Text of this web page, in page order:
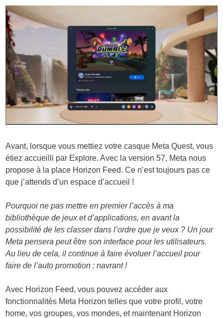
Avant, lorsque vous mettiez votre casque Meta Quest, vous
étiez accueilli par Explore. Avec la version 57, Meta nous
propose à la place Horizon Feed. Ce n’est toujours pas ce
que j’attends d’un espace d’accueil !
Pourquoi ne pas mettre en premier l’accès à ma
bibliothèque de jeux et d’applications, en avant la
possibilité de les classer dans l’ordre que je veux ? Un jour
Meta pensera peut être son interface pour les utilisateurs.
Au lieu de cela, il continue à faire évoluer l’accueil pour
faire de l’auto promotion : navrant !
Avec Horizon Feed, vous pouvez accéder aux
fonctionnalités Meta Horizon telles que votre profil, votre
home, vos groupes, vos mondes, et maintenant Horizon